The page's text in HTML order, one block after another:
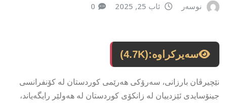
نوسەر ئاب 25, 2025 0
سەیرکراوە:(4.7K)
نێچیرڤان بارزانی، سەرۆکی هەرێمی کوردستان لە کۆنفرانسی
جینۆسایدی ئێزدییان لە زانکۆی کوردستان لە هەولێر رایگەیاند،